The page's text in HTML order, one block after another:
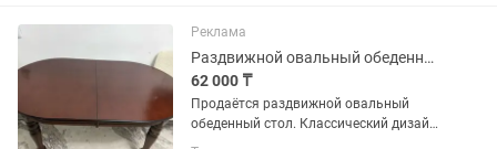
Преимущества модели: Стол-
трансформер для...
Реклама
Раздвижной овальный обеденный стол из дерева
62 000 ₸
Продаётся раздвижной овальный
обеденный стол. Классический дизайн,
тёмно-коричневый цвет. Стол